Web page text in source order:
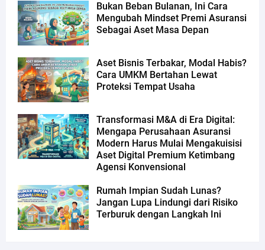
Bukan Beban Bulanan, Ini Cara
Mengubah Mindset Premi Asuransi
Sebagai Aset Masa Depan
Aset Bisnis Terbakar, Modal Habis?
Cara UMKM Bertahan Lewat
Proteksi Tempat Usaha
Transformasi M&A di Era Digital:
Mengapa Perusahaan Asuransi
Modern Harus Mulai Mengakuisisi
Aset Digital Premium Ketimbang
Agensi Konvensional
Rumah Impian Sudah Lunas?
Jangan Lupa Lindungi dari Risiko
Terburuk dengan Langkah Ini